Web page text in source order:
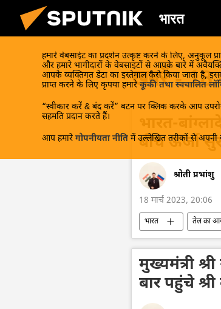
भारत
हमारे वेबसाईट का प्रदर्शन उत्कृष्ट करने के लिए, अनुकूल
और हमारे भागीदारों के वेबसाइटों से आपके बारे में
आपके व्यक्तिगत डेटा का इस्तेमाल कैसे किया जाता है,
प्राप्त करने के लिए कृपया हमारे कूकी तथा स्वचालित
“स्वीकार करें & बंद करें” बटन पर क्लिक करके आप
सहमति प्रदान करते हैं।
आप हमारे गोपनीयता नीति में उल्लेखित तरीकों से
खबरें -
बीच ऊर्जा
श्रोती प्रभांशु
18 मार्च 2023, 20:06
भारत तेल का
तेल
आयात
मुख्यमंत्री
बार पहुंचे